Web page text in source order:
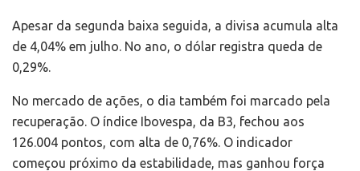
Apesar da segunda baixa seguida, a divisa acumula alta
de 4,04% em julho. No ano, o dólar registra queda de
0,29%.
No mercado de ações, o dia também foi marcado pela
recuperação. O índice Ibovespa, da B3, fechou aos
126.004 pontos, com alta de 0,76%. O indicador
começou próximo da estabilidade, mas ganhou força